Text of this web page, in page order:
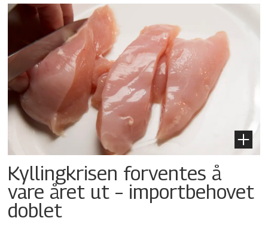
Kyllingkrisen forventes å
vare året ut – importbehovet
doblet